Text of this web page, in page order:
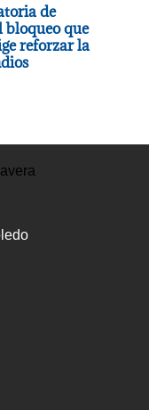
de
bloqueo que
reforzar la